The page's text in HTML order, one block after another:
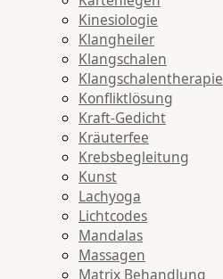
Kinesiologie
Klangheiler
Klangschalen
Klangschalentherapie
Konfliktlösung
Kraft-Gedicht
Kräuterfee
Krebsbegleitung
Kunst
Lachyoga
Lichtcodes
Mandalas
Massagen
Matrix Behandlung